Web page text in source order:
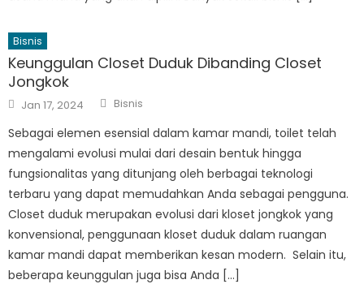
Bisnis
Keunggulan Closet Duduk Dibanding Closet
Jongkok
Posted
on
Jan 17, 2024 Author
Bisnis
Sebagai elemen esensial dalam kamar mandi, toilet telah
mengalami evolusi mulai dari desain bentuk hingga
fungsionalitas yang ditunjang oleh berbagai teknologi
terbaru yang dapat memudahkan Anda sebagai pengguna.
Closet duduk merupakan evolusi dari kloset jongkok yang
konvensional, penggunaan kloset duduk dalam ruangan
kamar mandi dapat memberikan kesan modern. Selain itu,
beberapa keunggulan juga bisa Anda […]